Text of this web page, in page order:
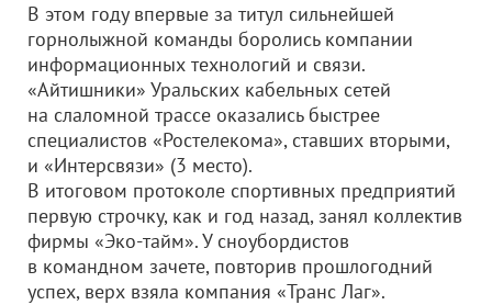
В этом году впервые за титул сильнейшей
горнолыжной команды боролись компании
информационных технологий и связи.
«Айтишники» Уральских кабельных сетей
на слаломной трассе оказались быстрее
специалистов «Ростелекома», ставших вторыми,
и «Интерсвязи» (3 место).
В итоговом протоколе спортивных предприятий
первую строчку, как и год назад, занял коллектив
фирмы «Эко-тайм». У сноубордистов
в командном зачете, повторив прошлогодний
успех, верх взяла компания «Транс Лаг».